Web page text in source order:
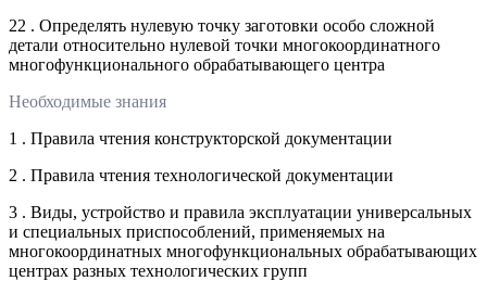
22 . Определять нулевую точку заготовки особо сложной
детали относительно нулевой точки многокоординатного
многофункционального обрабатывающего центра
Необходимые знания
1 . Правила чтения конструкторской документации
2 . Правила чтения технологической документации
3 . Виды, устройство и правила эксплуатации универсальных
и специальных приспособлений, применяемых на
многокоординатных многофункциональных обрабатывающих
центрах разных технологических групп